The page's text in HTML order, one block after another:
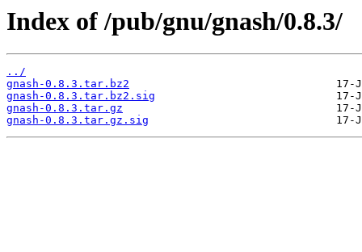
Index of /pub/gnu/gnash/0.8.3/
../
gnash-0.8.3.tar.bz2
gnash-0.8.3.tar.bz2.sig
gnash-0.8.3.tar.gz
gnash-0.8.3.tar.gz.sig